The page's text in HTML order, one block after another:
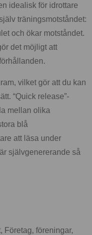
idealisk för idrottare
träningsmotståndet:
och ökar motståndet.
det möjligt att
vilket gör att du kan
“Quick release”-
mellan olika
blå
att läsa under
självgenererande så
Företag, föreningar,